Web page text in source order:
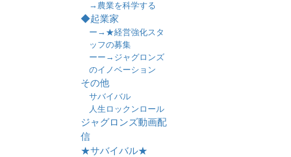
→農業を科学する
◆起業家
ー→★経営強化スタ
ッフの募集
ーー→ジャグロンズ
のイノベーション
その他
サバイバル
人生ロックンロール
ジャグロンズ動画配
信
★サバイバル★